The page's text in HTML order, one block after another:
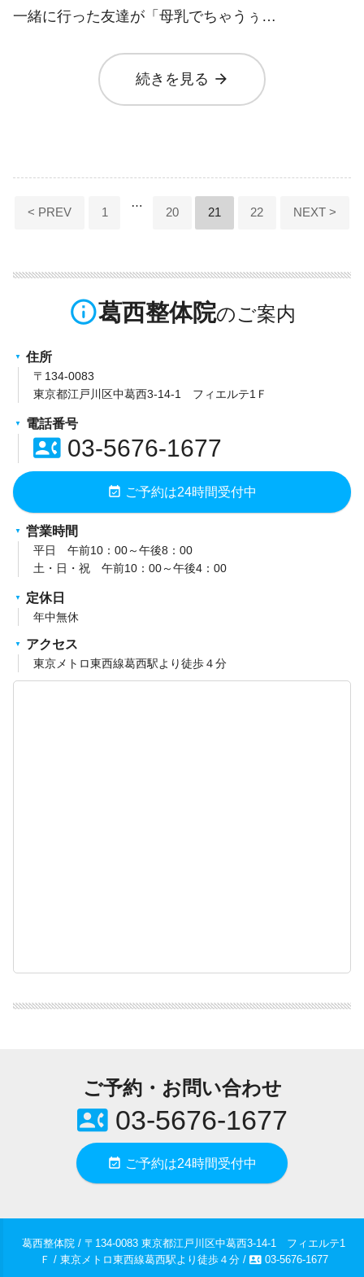
一緒に行った友達が「母乳でちゃうぅ…
続きを見る arrow_forward
ペ
ジ
り
< PREV 1
…
20 21 22 NEXT >
info_outline葛西整体院
住所
〒134-0083
東京都江戸川区中葛西3-14-1 フィエルテ1Ｆ
電話番号
contact_phone03-5676-1677
event_available ご予約は24時間受付中
営業時間
平日 午前10：00～午後8：00
土・日・祝 午前10：00～午後4：00
定休日
年中無休
アクセス
東京メトロ東西線葛西駅より徒歩４分
ご予約・お問い合わせ
contact_phone03-5676-1677
event_available ご予約は24時間受付中
葛西整体院 / 〒134-0083 東京都江戸川区中葛西3-14-1 フィエルテ1
Ｆ / 東京メトロ東西線葛西駅より徒歩４分 / contact_phone03-5676-1677